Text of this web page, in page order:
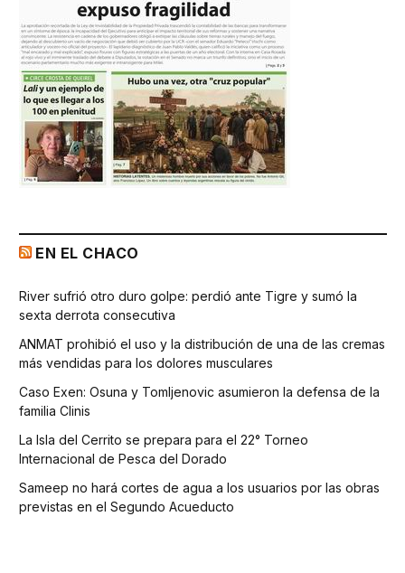
EN EL CHACO
River sufrió otro duro golpe: perdió ante Tigre y sumó la
sexta derrota consecutiva
ANMAT prohibió el uso y la distribución de una de las cremas
más vendidas para los dolores musculares
Caso Exen: Osuna y Tomljenovic asumieron la defensa de la
familia Clinis
La Isla del Cerrito se prepara para el 22° Torneo
Internacional de Pesca del Dorado
Sameep no hará cortes de agua a los usuarios por las obras
previstas en el Segundo Acueducto